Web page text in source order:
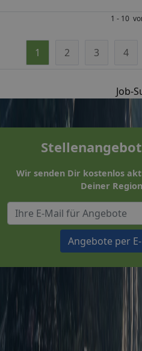
1 - 10
1 2 3 4
Job-
Wir senden Dir kostenlos
Deiner
Angebote per